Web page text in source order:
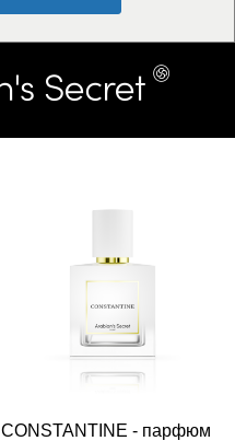
CONSTANTINE - парфюм